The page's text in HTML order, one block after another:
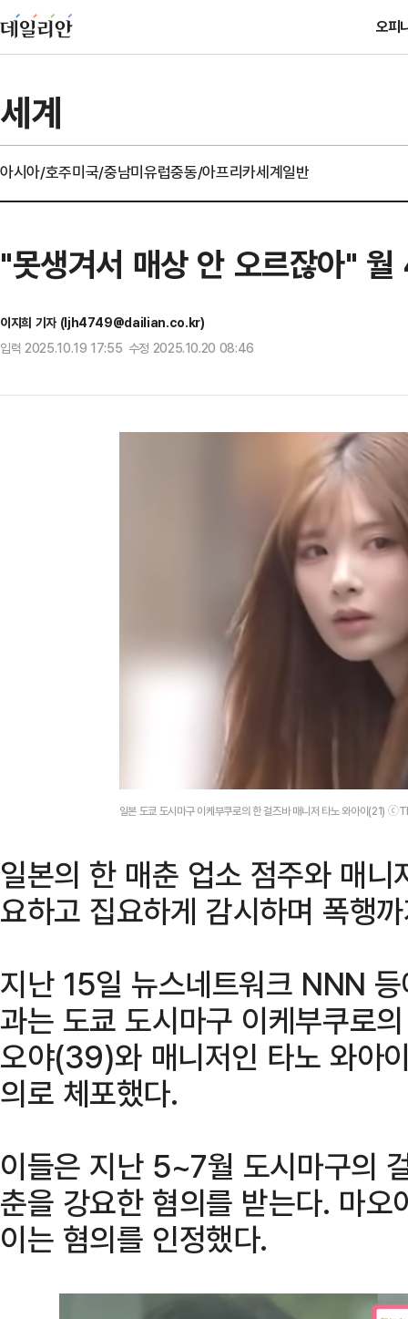
오피
세계
아시아/호주미국/중남미유럽중동/아프리카세계일반
"못생겨서 매상 안 오르잖아"
이지희 기자 (ljh4749@dailian.co.kr)
입력 2025.10.19 17:55 수정 2025.10.20 08:46
일본 도쿄 도시마구 이케부쿠로의 한 걸즈바 매니저 타노 와아이(21)
일본의 한 매춘 업소 점주와 매
요하고 집요하게 감시하며 폭행
지난 15일 뉴스네트워크 NNN
과는 도쿄 도시마구 이케부쿠로
오야(39)와 매니저인 타노 와아
의로 체포했다.
이들은 지난 5~7월 도시마구의
춘을 강요한 혐의를 받는다. 마
이는 혐의를 인정했다.